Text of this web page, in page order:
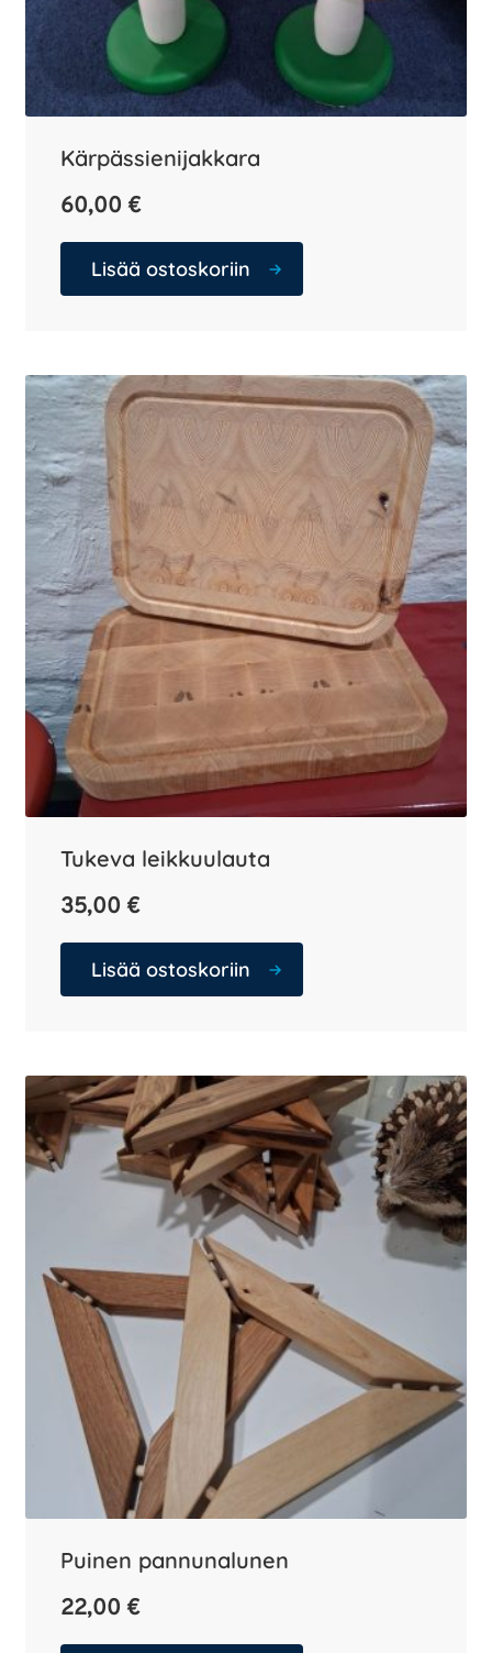
Kärpässienijakkara
60,00 €
Lisää ostoskoriin
Tukeva leikkuulauta
35,00 €
Lisää ostoskoriin
Puinen pannunalunen
22,00 €